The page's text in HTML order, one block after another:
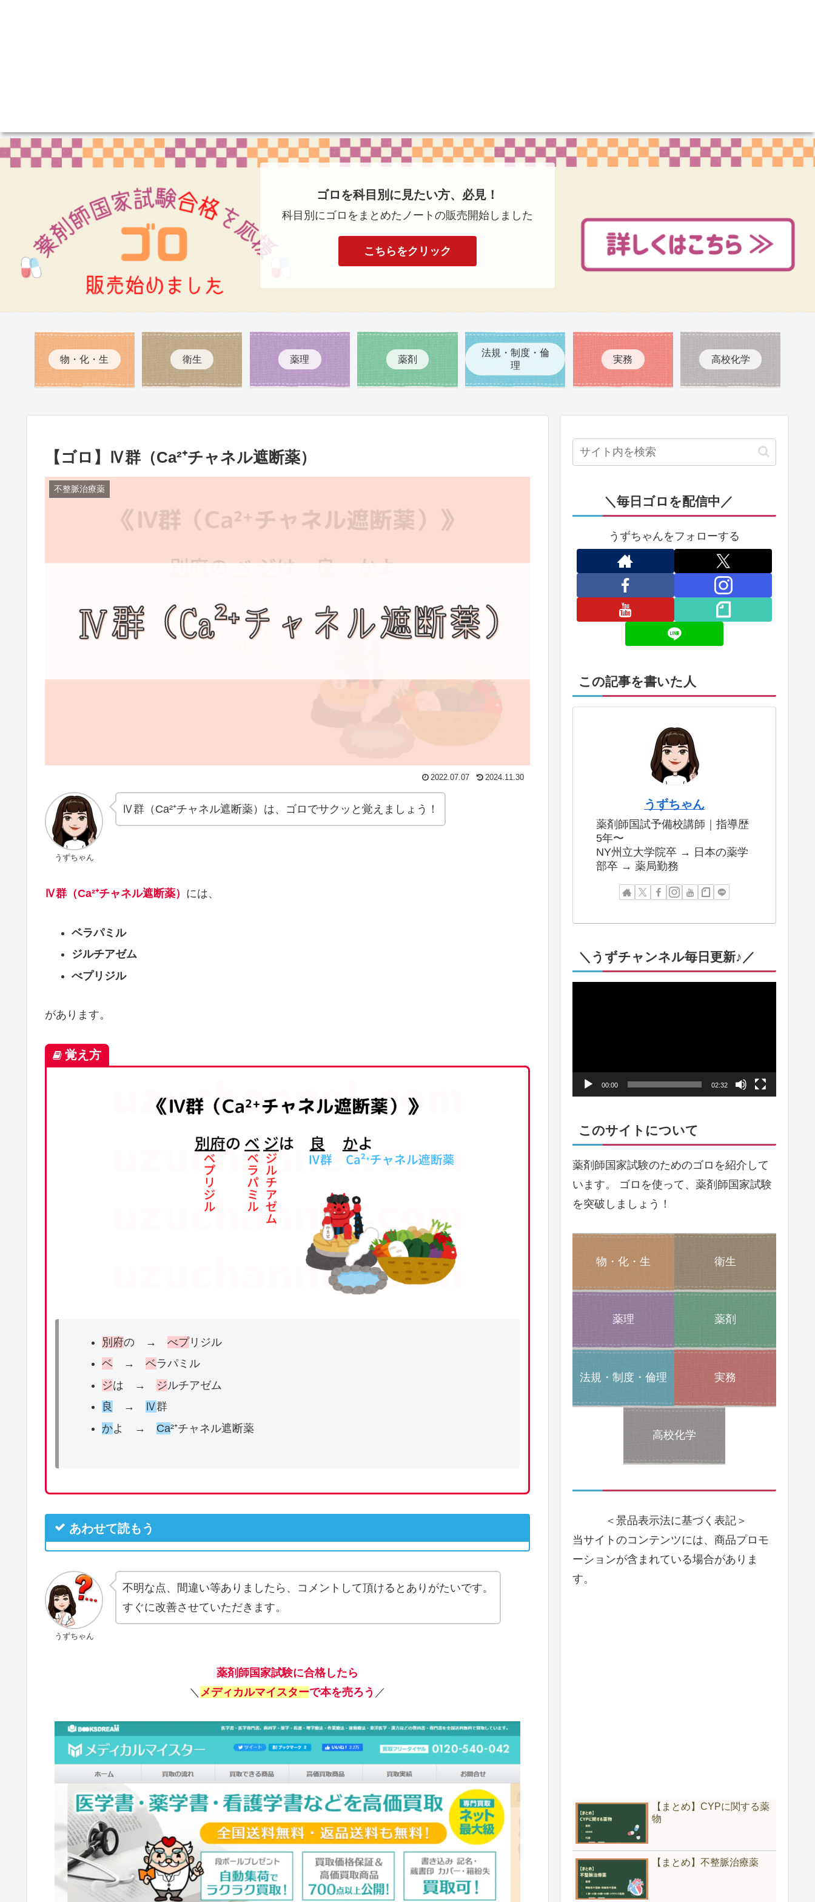
ゴロを科目別に見たい方、必見！
科目別にゴロをまとめたノートの販売開始しました
こちらをクリック
物・化・生 衛生 薬理 薬剤
法規・制度・倫
理
実務 高校化学
【ゴロ】Ⅳ群（Ca²⁺チャネル遮断薬）
不整脈治療薬
2022.07.07 2024.11.30
うずちゃん
Ⅳ群（Ca²⁺チャネル遮断薬）は、ゴロでサクッと覚えましょう！
Ⅳ群（Ca²⁺チャネル遮断薬） には、
ベラパミル
ジルチアゼム
べプリジル
があります。
覚え方
別府の → べプリジル
ベ→ ベラパミル
ジは → ジルチアゼム
良
→ Ⅳ群
かよ → Ca²⁺チャネル遮断薬
あわせて読もう
うずちゃん
不明な点、間違い等ありましたら、コメントして頂けるとありがたいです。
すぐに改善させていただきます。
薬剤師国家試験に合格したら
＼ メディカルマイスターで本を売ろう ／
＼毎日ゴロを配信中／
うずちゃんをフォローする
この記事を書いた人
うずちゃん
薬剤師国試予備校講師｜指導歴
5年〜
NY州立大学院卒 → 日本の薬学
部卒 → 薬局勤務
＼うずチャンネル毎日更新♪／
00:00 02:32
このサイトについて
薬剤師国家試験のためのゴロを紹介して
います。 ゴロを使って、薬剤師国家試験
を突破しましょう！
物・化・生 衛生
薬理 薬剤
法規・制度・倫理 実務
高校化学
＜景品表示法に基づく表記＞
当サイトのコンテンツには、商品プロモ
ーションが含まれている場合がありま
す。
【まとめ】CYPに関する薬
物
【まとめ】不整脈治療薬